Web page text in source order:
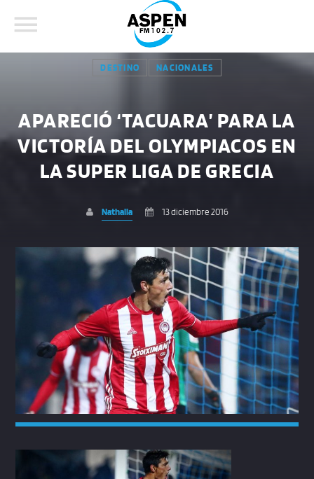
BUSCAR EN EL SITIO:
COMPARTE ESTA PÁGINA EN:
Twitter
Facebook
Whatsapp
DESTINO NACIONALES
APARECIÓ ‘TACUARA’ PARA LA
VICTORÍA DEL OLYMPIACOS EN
LA SUPER LIGA DE GRECIA
Nathalia 13 diciembre 2016